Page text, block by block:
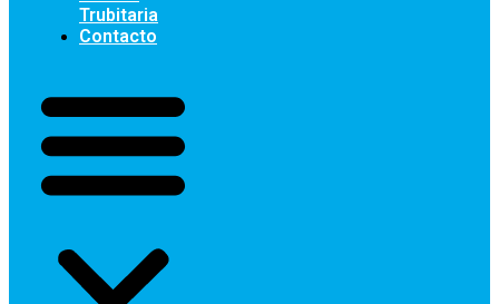
Trubitaria
Contacto